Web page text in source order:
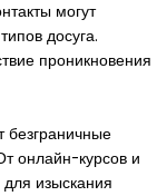
могут
досуга.
проникновения
безграничные
онлайн-курсов и
изыскания